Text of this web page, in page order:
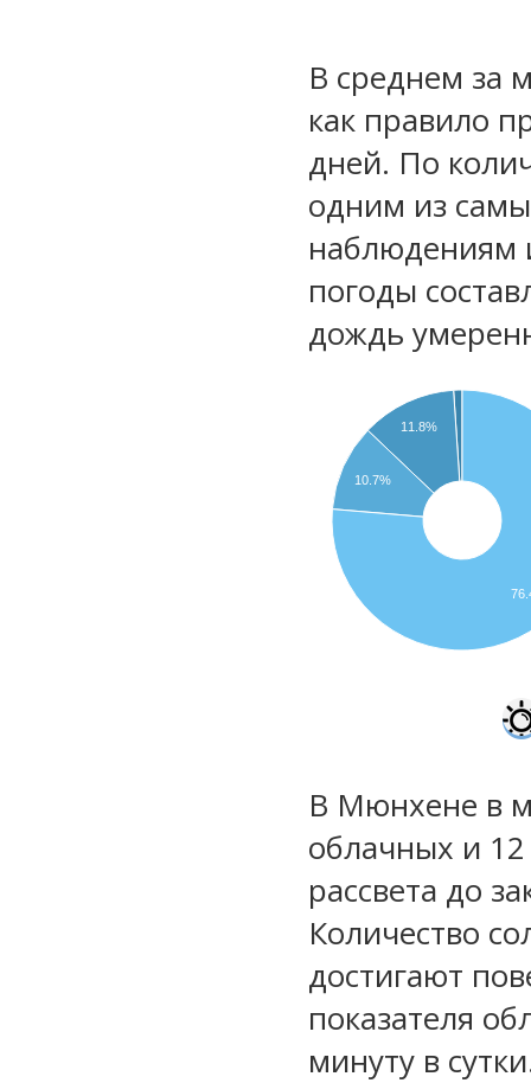
В среднем за
как правило
дней. По
одним из
наблюдениям
погоды
дождь
11.8%
10.7%
В Мюнхене в
облачных и
рассвета до
Количество
достигают
показателя
минуту в